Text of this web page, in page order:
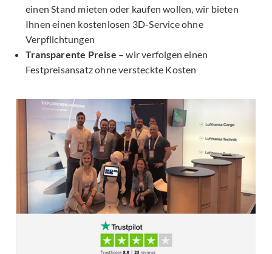
einen Stand mieten oder kaufen wollen, wir bieten
Ihnen einen kostenlosen 3D-Service ohne
Verpflichtungen
Transparente Preise – wir verfolgen einen
Festpreisansatz ohne versteckte Kosten